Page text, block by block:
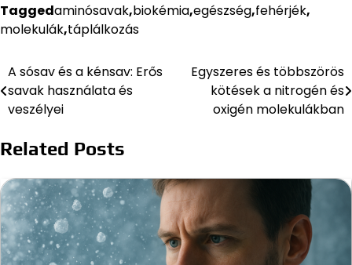
Taggedaminósavak,biokémia,egészség,fehérjék,
molekulák,táplálkozás
Bejegyzés
navigáció
A sósav és a kénsav: Erős
savak használata és
veszélyei
Egyszeres és többszörös
kötések a nitrogén és
oxigén molekulákban
Related Posts